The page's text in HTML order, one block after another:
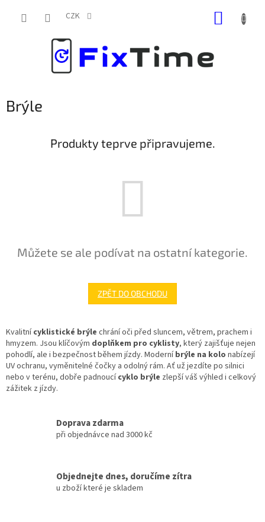
CZK
Brýle
Produkty teprve připravujeme.
Můžete se ale podívat na ostatní kategorie.
ZPĚT DO OBCHODU
Kvalitnícyklistické brýle chrání oči před sluncem, větrem, prachem i
hmyzem. Jsou klíčovým doplňkem pro cyklisty, který zajišťuje nejen
pohodlí, ale i bezpečnost během jízdy. Moderníbrýle na kolo nabízejí
UV ochranu, vyměnitelné čočky a odolný rám. Ať už jezdíte po silnici
nebo v terénu, dobře padnoucícyklo brýle zlepší váš výhled i celkový
zážitek z jízdy.
Doprava zdarma
při objednávce nad 3000 kč
Objednejte dnes, doručíme zítra
u zboží které je skladem